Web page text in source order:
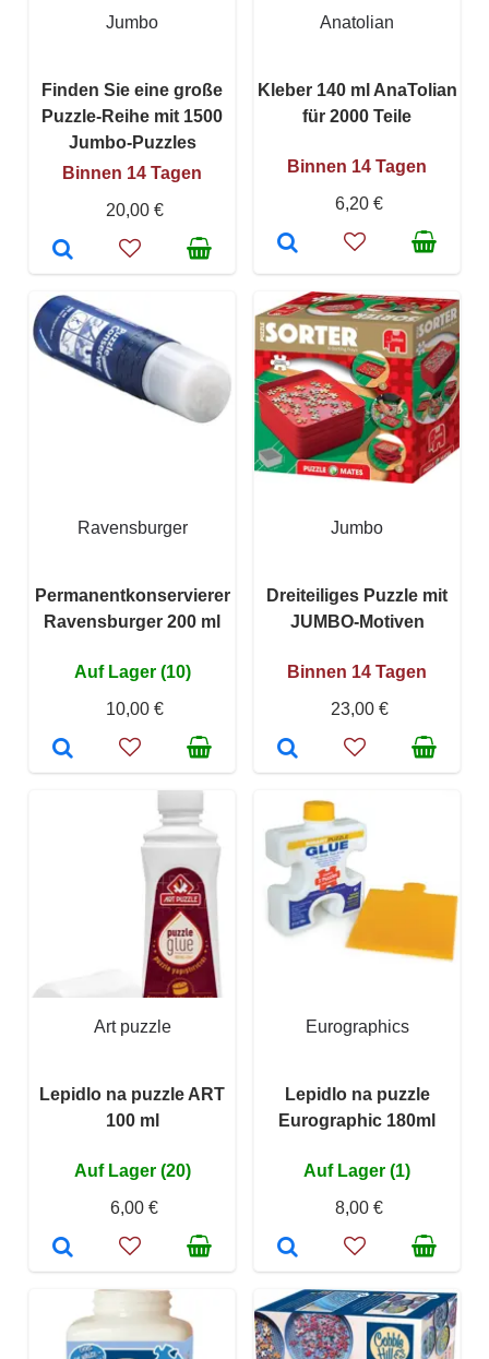
Jumbo
Finden Sie eine große
Puzzle-Reihe mit 1500
Jumbo-Puzzles
Binnen 14 Tagen
20,00 €
Anatolian
Kleber 140 ml AnaTolian
für 2000 Teile
Binnen 14 Tagen
6,20 €
Ravensburger
Permanentkonservierer
Ravensburger 200 ml
Auf Lager (10)
10,00 €
Jumbo
Dreiteiliges Puzzle mit
JUMBO-Motiven
Binnen 14 Tagen
23,00 €
Art puzzle
Lepidlo na puzzle ART
100 ml
Auf Lager (20)
6,00 €
Eurographics
Lepidlo na puzzle
Eurographic 180ml
Auf Lager (1)
8,00 €